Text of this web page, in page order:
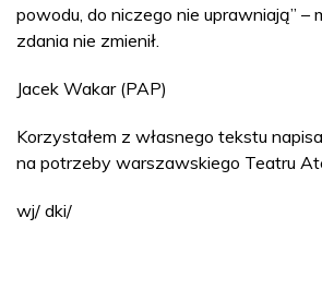
powodu, do niczego nie uprawniają” –
zdania nie zmienił.
Jacek Wakar (PAP)
Korzystałem z własnego tekstu
na potrzeby warszawskiego Teatru
wj/ dki/